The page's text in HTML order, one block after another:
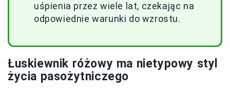
uśpienia przez wiele lat, czekając na
odpowiednie warunki do wzrostu.
Łuskiewnik różowy ma nietypowy styl
życia pasożytniczego